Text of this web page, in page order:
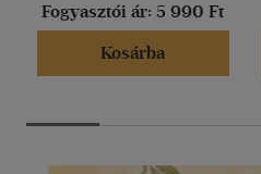
Fogyasztói ár: 5 990 Ft
Kosárba